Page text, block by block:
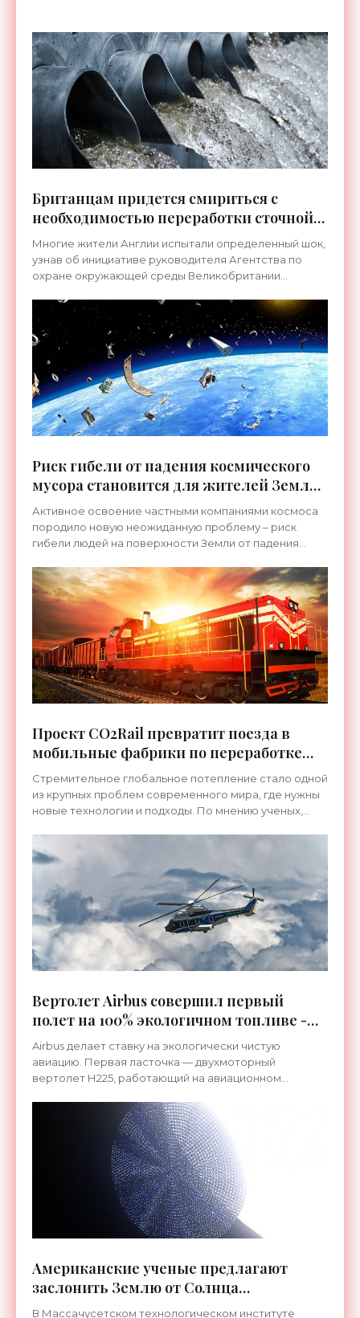
Британцам придется смириться с
необходимостью переработки сточной
воды в питьевую - «Технологии»
Многие жители Англии испытали определенный шок,
узнав об инициативе руководителя Агентства по
охране окружающей среды Великобритании...
Риск гибели от падения космического
мусора становится для жителей Земли
реальностью - «Космос»
Активное освоение частными компаниями космоса
породило новую неожиданную проблему – риск
гибели людей на поверхности Земли от падения
числа
Проект CO2Rail превратит поезда в
мобильные фабрики по переработке
углексилого газа - «Технологии»
Стремительное глобальное потепление стало одной
из крупных проблем современного мира, где нужны
новые технологии и подходы. По мнению ученых,
Вертолет Airbus совершил первый
полет на 100% экологичном топливе -
«Технологии»
Airbus делает ставку на экологически чистую
авиацию. Первая ласточка — двухмоторный
вертолет Н225, работающий на авиационном...
Американские ученые предлагают
заслонить Землю от Солнца
гигантскими пузырями - «Космос»
В Массачусетском технологическом институте